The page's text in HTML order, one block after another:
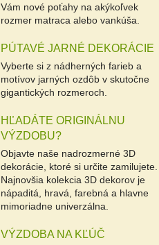
Vám nové poťahy na akýkoľvek
rozmer matraca alebo vankúša.
PÚTAVÉ JARNÉ DEKORÁCIE
Vyberte si z nádherných farieb a
motívov jarných ozdôb v skutočne
gigantických rozmeroch.
HĽADÁTE ORIGINÁLNU
VÝZDOBU?
Objavte naše nadrozmerné 3D
dekorácie, ktoré si určite zamilujete.
Najnovšia kolekcia 3D dekorov je
nápaditá, hravá, farebná a hlavne
mimoriadne univerzálna.
VÝZDOBA NA KĽÚČ